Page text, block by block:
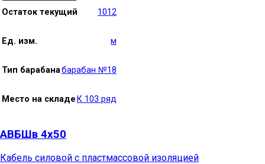
Остаток текущий 1012
Ед. изм. м
Тип барабанабарабан №18
Место на складе К 103 ряд
АВБШв 4х50
Кабель силовой с пластмассовой изоляцией